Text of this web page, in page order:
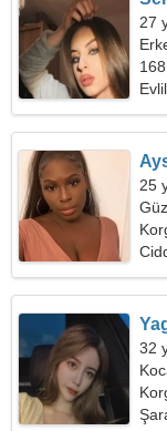
27
25
32